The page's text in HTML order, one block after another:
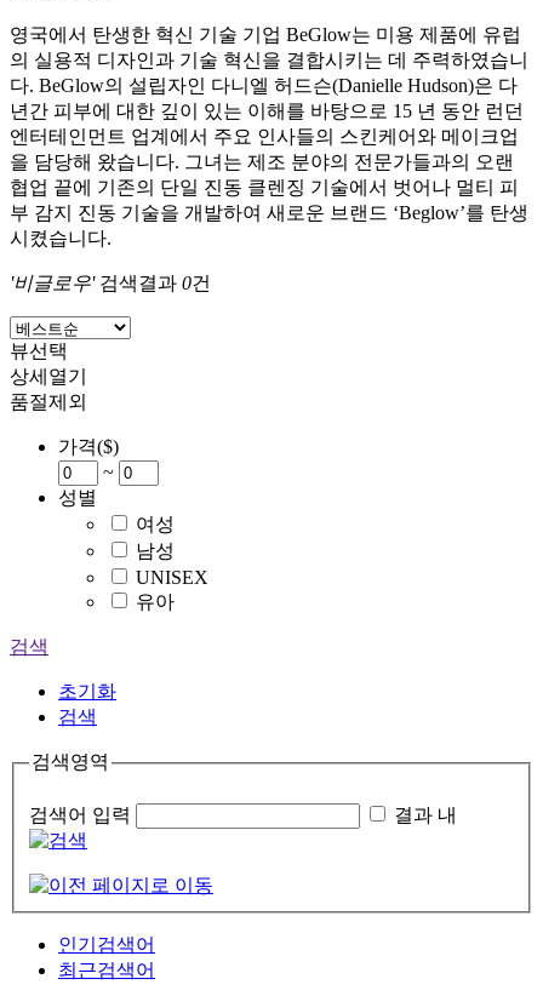
영국에서 탄생한 혁신 기술 기업 BeGlow는 미용 제품에 유럽
의 실용적 디자인과 기술 혁신을 결합시키는 데 주력하였습니
다. BeGlow의 설립자인 다니엘 허드슨(Danielle Hudson)은 다
년간 피부에 대한 깊이 있는 이해를 바탕으로 15 년 동안 런던
엔터테인먼트 업계에서 주요 인사들의 스킨케어와 메이크업
을 담당해 왔습니다. 그녀는 제조 분야의 전문가들과의 오랜
협업 끝에 기존의 단일 진동 클렌징 기술에서 벗어나 멀티 피
부 감지 진동 기술을 개발하여 새로운 브랜드 ‘Beglow’를 탄생
시켰습니다.
'비글로우'검색결과 0건
뷰선택
상세열기
품절제외
가격($)
~
성별
여성
남성
UNISEX
유아
검색
초기화
검색
검색영역
검색어 입력 결과 내
인기검색어
최근검색어